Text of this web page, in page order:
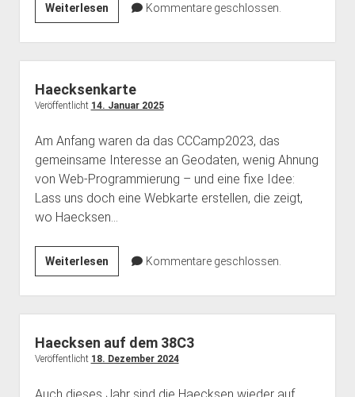
WeiterlesenHaecksenkarte
@38c3
Kommentare geschlossen.
Haecksenkarte
Veröffentlicht 14. Januar 2025
Am Anfang waren da das CCCamp2023, das
gemeinsame Interesse an Geodaten, wenig Ahnung
von Web-Programmierung – und eine fixe Idee:
Lass uns doch eine Webkarte erstellen, die zeigt,
wo Haecksen…
WeiterlesenHaecksenkarteKommentare geschlossen.
Haecksen auf dem 38C3
Veröffentlicht 18. Dezember 2024